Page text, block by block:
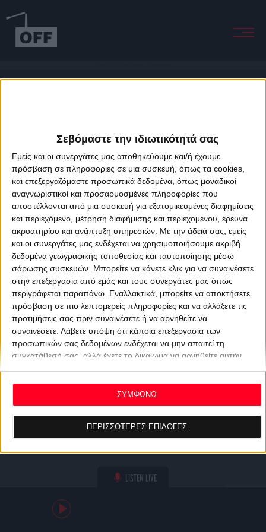
Σεβόμαστε την ιδιωτικότητά σας
Εμείς και οι συνεργάτες μας αποθηκεύουμε και/ή έχουμε
πρόσβαση σε πληροφορίες σε μια συσκευή, όπως τα cookies,
και επεξεργαζόμαστε προσωπικά δεδομένα, όπως μοναδικοί
αναγνωριστικοί και προσαρμοσμένες πληροφορίες που
αποστέλλονται από μια συσκευή για εξατομικευμένες διαφημίσεις
και περιεχόμενο, μέτρηση διαφήμισης και περιεχομένου, έρευνα
ακροατηρίου και ανάπτυξη υπηρεσιών. Με την άδειά σας, εμείς
και οι συνεργάτες μας ενδέχεται να χρησιμοποιήσουμε ακριβή
δεδομένα γεωγραφικής τοποθεσίας και ταυτοποίησης μέσω
σάρωσης συσκευών. Μπορείτε να κάνετε κλικ για να συναινέσετε
στην επεξεργασία από εμάς και τους συνεργάτες μας όπως
περιγράφεται παραπάνω. Εναλλακτικά, μπορείτε να αποκτήσετε
πρόσβαση σε πιο λεπτομερείς πληροφορίες και να αλλάξετε τις
προτιμήσεις σας πριν συναινέσετε ή να αρνηθείτε να
συναινέσετε. Λάβετε υπόψη ότι κάποια επεξεργασία των
προσωπικών σας δεδομένων ενδέχεται να μην απαιτεί τη
συγκατάθεσή σας, αλλά έχετε το δικαίωμα να αρνηθείτε αυτήν
ανακαλέσετε τη συγκατάθεσή σας ανά πάσα στιγμή
επιστρέφοντας σε αυτόν τον ιστότοπο και κάνοντας κλικ στο
κουμπί "Απορρήτου" στο κάτω μέρος της ιστοσελίδας.
ΠΕΡΙΣΣΟΤΕΡΕΣ ΕΠΙΛΟΓΕΣ
ΣΥΜΦΩΝΩ
LISTEN LIVE
About Offradio Business Class Terms & Conditions
Privacy Policy
Designed & developed byporcupine colors&Fotis Alexandrou